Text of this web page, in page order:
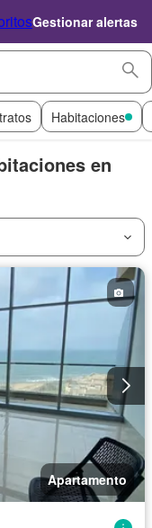
Gestionar alertas
Habitaciones
en
Apartamento